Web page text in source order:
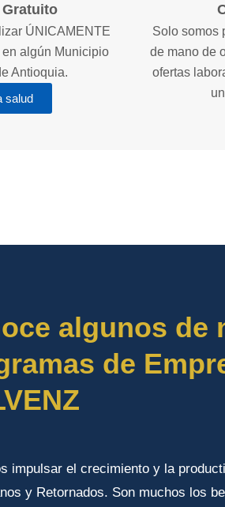
ÚNICAMENTE
algún Municipio
Antioquia.
salud
Solo somos
de mano de
ofertas
algunos de
de
impulsar el crecimiento y la
y Retornados. Son muchos los